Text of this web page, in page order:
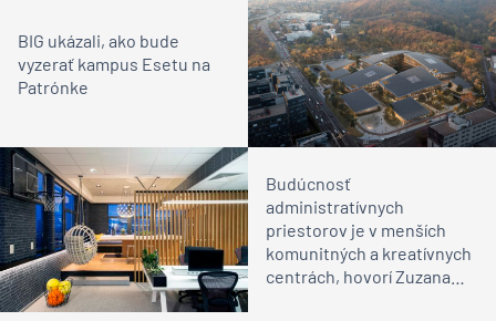
BIG ukázali, ako bude
vyzerať kampus Esetu na
Patrónke
Budúcnosť
administratívnych
priestorov je v menších
komunitných a kreatívnych
centrách, hovorí Zuzana